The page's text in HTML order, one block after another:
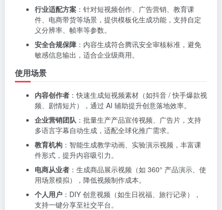
行业适配方案 ：针对短视频创作、广告营销、教育课
件、电商带货等场景，提供模板化生成功能，支持自定
义分辨率、帧率等参数。
安全合规保障 ：内容生成符合腾讯安全审核标准，避免
敏感信息输出，适合企业级商用。
使用场景
内容创作者 ：快速生成短视频素材（如抖音 / 快手爆款视
频、剧情短片），通过 AI 辅助提升创意落地效率。
企业营销团队 ：批量生产产品宣传视频、广告片，支持
多语言字幕自动生成，适配全球化推广需求。
教育机构 ：智能生成教学动画、实验演示视频，丰富课
件形式，提升内容吸引力。
电商从业者 ：生成商品展示视频（如 360° 产品演示、使
用场景模拟），降低视频制作成本。
个人用户 ：DIY 创意视频（如生日祝福、旅行记录），
支持一键分享至社交平台。